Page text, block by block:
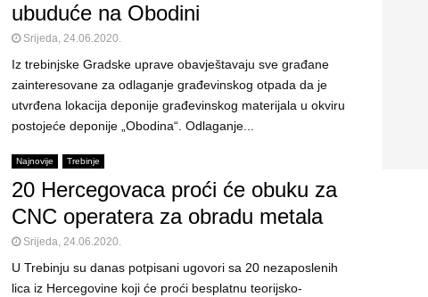
ubuduće na Obodini
Srijeda, 24.06.2020.
Iz trebinjske Gradske uprave obavještavaju sve građane
zainteresovane za odlaganje građevinskog otpada da je
utvrđena lokacija deponije građevinskog materijala u okviru
postojeće deponije „Obodina“. Odlaganje...
Najnovije Trebinje
20 Hercegovaca proći će obuku za
CNC operatera za obradu metala
Srijeda, 24.06.2020.
U Trebinju su danas potpisani ugovori sa 20 nezaposlenih
lica iz Hercegovine koji će proći besplatnu teorijsko-